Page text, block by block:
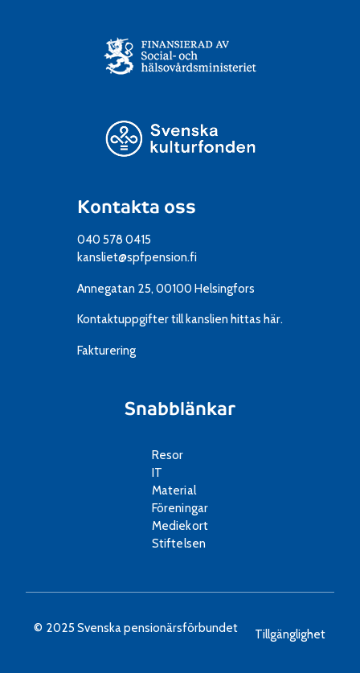
Kontakta oss
040 578 0415
kansliet@spfpension.fi
Annegatan 25, 00100 Helsingfors
Kontaktuppgifter till kanslien hittas här.
Fakturering
Snabblänkar
Resor
IT
Material
Föreningar
Mediekort
Stiftelsen
© 2025 Svenska pensionärsförbundet Tillgänglighet